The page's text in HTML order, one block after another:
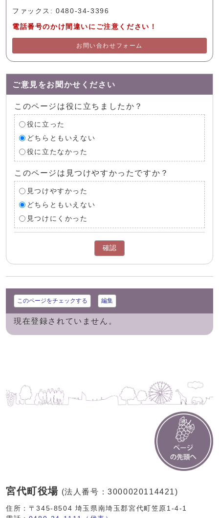
ファックス: 0480-34-3396
電話番号のかけ間違いにご注意ください！
お問い合わせフォーム
ご意見をお聞かせください
このページは役に立ちましたか？
役に立った
どちらともいえない
役に立たなかった
このページは見つけやすかったですか？
見つけやすかった
どちらともいえない
見つけにくかった
確認
このページをチェックする 編集
現在登録されていません。
宮代町役場 (法人番号：3000020114421)
住所：〒345-8504 埼玉県南埼玉郡宮代町笠原1-4-1